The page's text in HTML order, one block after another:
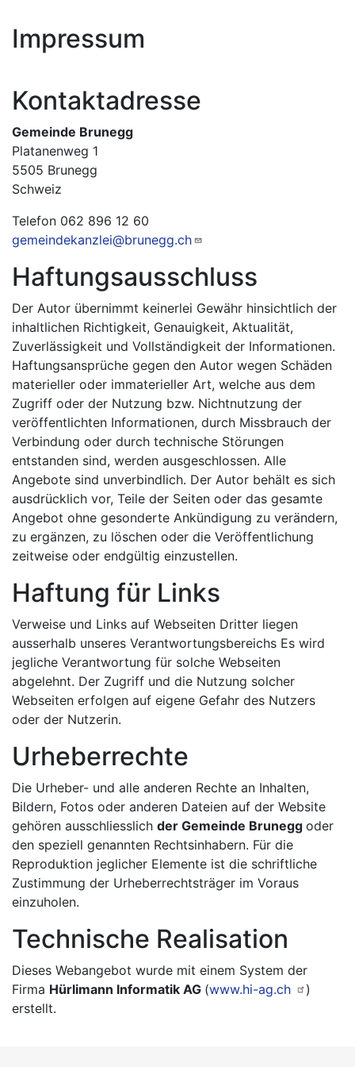
Impressum
Kontaktadresse
Gemeinde Brunegg
Platanenweg 1
5505 Brunegg
Schweiz
Telefon 062 896 12 60
gemeindekanzlei@brunegg.ch
Haftungsausschluss
Der Autor übernimmt keinerlei Gewähr hinsichtlich der
inhaltlichen Richtigkeit, Genauigkeit, Aktualität,
Zuverlässigkeit und Vollständigkeit der Informationen.
Haftungsansprüche gegen den Autor wegen Schäden
materieller oder immaterieller Art, welche aus dem
Zugriff oder der Nutzung bzw. Nichtnutzung der
veröffentlichten Informationen, durch Missbrauch der
Verbindung oder durch technische Störungen
entstanden sind, werden ausgeschlossen. Alle
Angebote sind unverbindlich. Der Autor behält es sich
ausdrücklich vor, Teile der Seiten oder das gesamte
Angebot ohne gesonderte Ankündigung zu verändern,
zu ergänzen, zu löschen oder die Veröffentlichung
zeitweise oder endgültig einzustellen.
Haftung für Links
Verweise und Links auf Webseiten Dritter liegen
ausserhalb unseres Verantwortungsbereichs Es wird
jegliche Verantwortung für solche Webseiten
abgelehnt. Der Zugriff und die Nutzung solcher
Webseiten erfolgen auf eigene Gefahr des Nutzers
oder der Nutzerin.
Urheberrechte
Die Urheber- und alle anderen Rechte an Inhalten,
Bildern, Fotos oder anderen Dateien auf der Website
gehören ausschliesslich der Gemeinde Brunegg oder
den speziell genannten Rechtsinhabern. Für die
Reproduktion jeglicher Elemente ist die schriftliche
Zustimmung der Urheberrechtsträger im Voraus
einzuholen.
Technische Realisation
Dieses Webangebot wurde mit einem System der
Firma Hürlimann Informatik AG (www.hi-ag.ch
)
erstellt.